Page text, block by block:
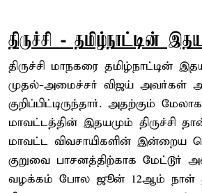
திருச்சி - தமிழ்நாட்டின்
திருச்சி மாநகரை தமிழ்நாட்டின்
முதல்-அமைச்சர் விஜய் அவர்கள்
குறிப்பிட்டிருந்தார். அதற்கும்
மாவட்டத்தின் இதயமும் திருச்சி
மாவட்ட விவசாயிகளின் இன்றைய
குறுவை பாசனத்திற்காக மேட்டூர்
வழக்கம் போல ஜூன் 12ஆம்